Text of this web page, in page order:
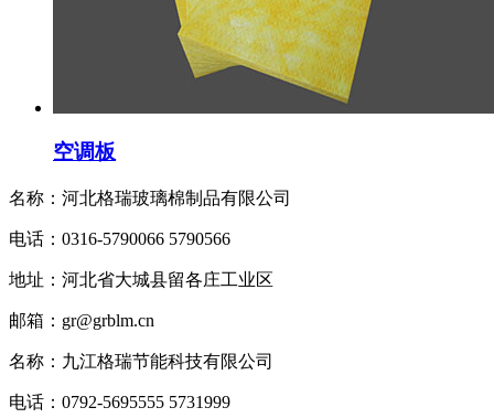
空调板
名称：河北格瑞玻璃棉制品有限公司
电话：0316-5790066 5790566
地址：河北省大城县留各庄工业区
邮箱：gr@grblm.cn
名称：九江格瑞节能科技有限公司
电话：0792-5695555 5731999